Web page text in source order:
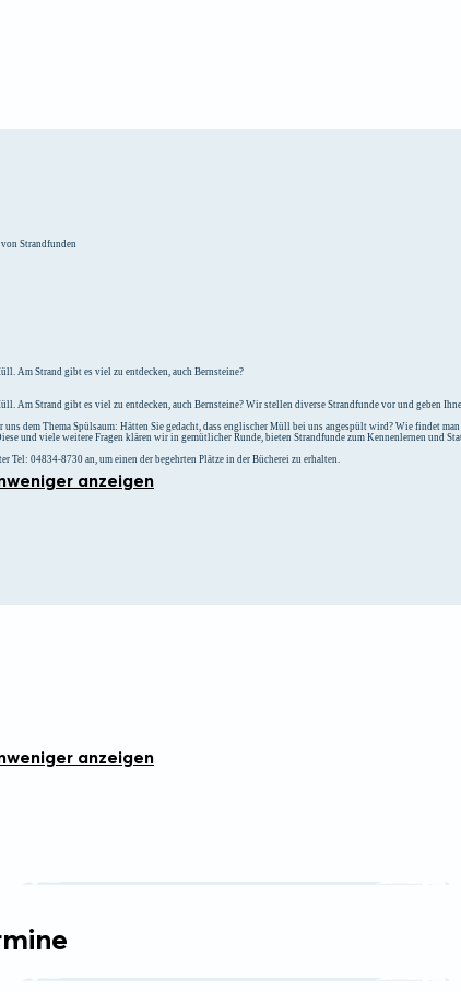
Strandfunden
Am Strand gibt es viel zu entdecken, auch Bernsteine?
Am Strand gibt es viel zu entdecken, auch Bernsteine? Wir stellen diverse Strandfunde vor und geben
dem Thema Spülsaum: Hätten Sie gedacht, dass englischer Müll bei uns angespült wird? Wie findet
und viele weitere Fragen klären wir in gemütlicher Runde, bieten Strandfunde zum Kennenlernen und
Tel: 04834-8730 an, um einen der begehrten Plätze in der Bücherei zu erhalten.
weniger anzeigen
weniger anzeigen